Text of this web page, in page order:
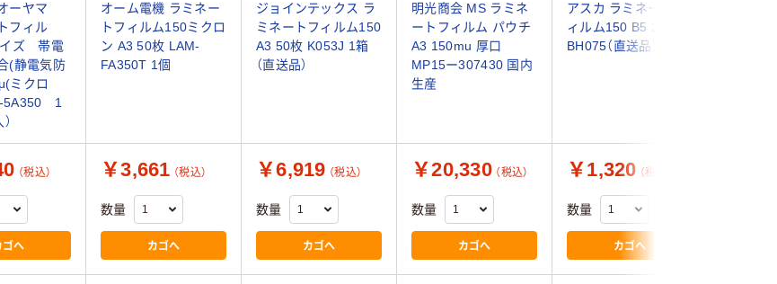
ーヤマ
フィル
ズ 帯電
(静電気防
ミクロ
5A350 1
オーム電機 ラミネー
トフィルム150ミクロ
ン A3 50枚 LAM-
FA350T 1個
ジョインテックス ラ
ミネートフィルム150
A3 50枚 K053J 1箱
（直送品）
明光商会 MS ラミネ
ートフィルム パウチ
A3 150mu 厚口
MP15ー307430 国内
生産
アスカ ラミネートフ
ィルム150 B5 20枚
BH075（直送品）
（税込）
ゴへ
￥3,661 （税込）
数量
カゴへ
￥6,919 （税込）
数量
カゴへ
￥20,330 （税込）
数量
カゴへ
￥1,320 （税込）
数量
カゴへ